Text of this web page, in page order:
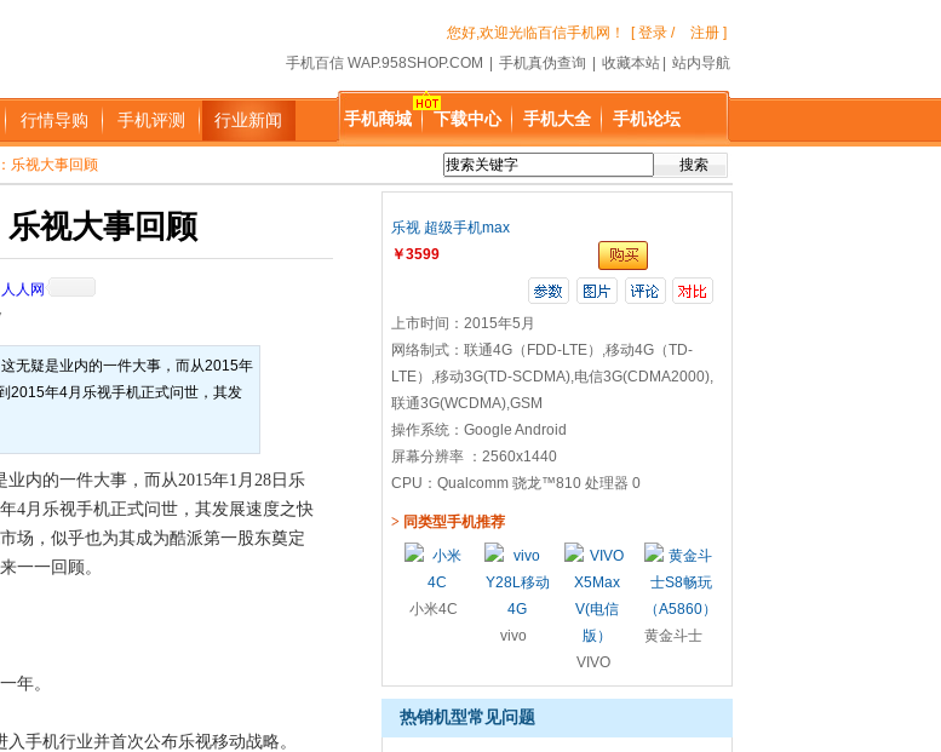
您好,欢迎光临百信手机网！ [ 登录 /
注册 ]
手机百信 WAP.958SHOP.COM
手机真伪查询 收藏本站 站内导航
行情导购 手机评测 行业新闻 手机商城 下载中心 手机大全 手机论坛
乐视大事回顾
视大事回顾
人人网
无疑是业内的一件大事，而从2015年
2015年4月乐视手机正式问世，其发
内的一件大事，而从2015年1月28日乐
4月乐视手机正式问世，其发展速度之快
场，似乎也为其成为酷派第一股东奠定
一一回顾。
年。
手机行业并首次公布乐视移动战略。
乐视 超级手机max
￥3599
上市时间：2015年5月
网络制式：联通4G（FDD-LTE）,移动4G（TD-
LTE）,移动3G(TD-SCDMA),电信3G(CDMA2000),
联通3G(WCDMA),GSM
操作系统：Google Android
屏幕分辨率 ：2560x1440
CPU：Qualcomm 骁龙™810 处理器 0
> 同类型手机推荐
小米4C
vivo
动4G
VIVO
X5Max
版）
黄金斗士
（A5860）
热销机型常见问题